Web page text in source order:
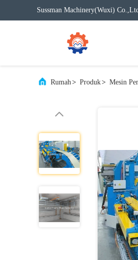
Sussman Machinery(Wuxi)
Rumah> Produk> Mesin